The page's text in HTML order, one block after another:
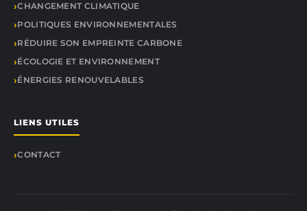
CHANGEMENT CLIMATIQUE
POLITIQUES ENVIRONNEMENTALES
RÉDUIRE SON EMPREINTE CARBONE
ÉCOLOGIE ET ENVIRONNEMENT
ÉNERGIES RENOUVELABLES
LIENS UTILES
CONTACT